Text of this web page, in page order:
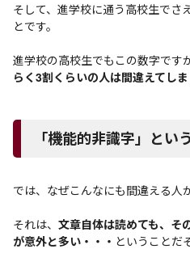
そして、進学校に通う高校生でさ
とです。
進学校の高校生でもこの数字です
らく3割くらいの人は間違えてしま
「機能的非識字」とい
では、なぜこんなにも間違える人
それは、 文章自体は読めても、そ
が意外と多い・・・ ということだ